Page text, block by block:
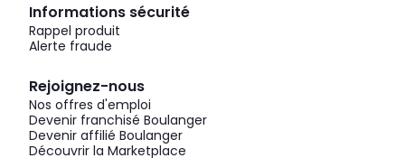
Informations sécurité
Rappel produit
Alerte fraude
Rejoignez-nous
Nos offres d'emploi
Devenir franchisé Boulanger
Devenir affilié Boulanger
Découvrir la Marketplace